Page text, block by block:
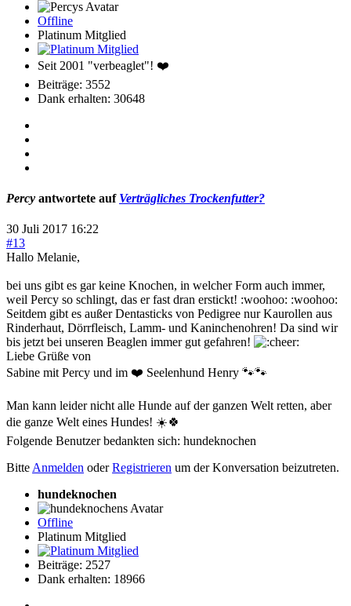
Offline
Platinum Mitglied
Seit 2001 "verbeaglet"! ❤️
Beiträge: 3552
Dank erhalten: 30648
Percy antwortete auf Verträgliches Trockenfutter?
30 Juli 2017 16:22
#13
Hallo Melanie,
bei uns gibt es gar keine Knochen, in welcher Form auch immer,
weil Percy so schlingt, das er fast dran erstickt! :woohoo: :woohoo:
Seitdem gibt es außer Dentasticks von Pedigree nur Kaurollen aus
Rinderhaut, Dörrfleisch, Lamm- und Kaninchenohren! Da sind wir
bis jetzt bei unseren Beaglen immer gut gefahren!
Liebe Grüße von
Sabine mit Percy und im ❤️ Seelenhund Henry 🐾🐾
Man kann leider nicht alle Hunde auf der ganzen Welt retten, aber
die ganze Welt eines Hundes! ☀️🍀
Folgende Benutzer bedankten sich: hundeknochen
BitteAnmelden oderRegistrieren um der Konversation beizutreten.
hundeknochen
Offline
Platinum Mitglied
Beiträge: 2527
Dank erhalten: 18966